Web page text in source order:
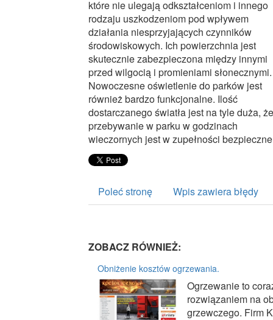
które nie ulegają odkształceniom i innego
rodzaju uszkodzeniom pod wpływem
działania niesprzyjających czynników
środowiskowych. Ich powierzchnia jest
skutecznie zabezpieczona między innymi
przed wilgocią i promieniami słonecznymi.
Nowoczesne oświetlenie do parków jest
również bardzo funkcjonalne. Ilość
dostarczanego światła jest na tyle duża, że
przebywanie w parku w godzinach
wieczornych jest w zupełności
Poleć stronę Wpis zawiera błędy
ZOBACZ RÓWNIEŻ:
Obniżenie kosztów ogrzewania.
Ogrzewanie to
rozwiązaniem na
grzewczego. Firm